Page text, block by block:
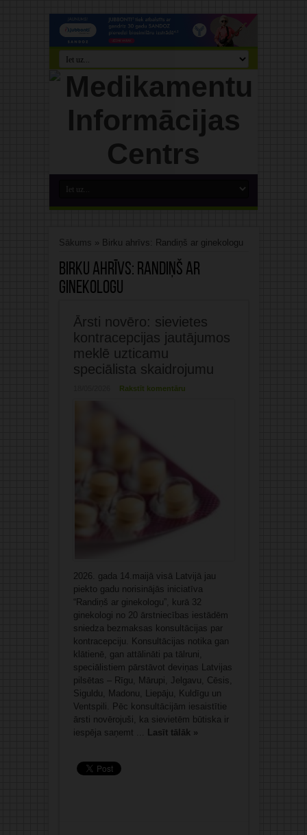
Sākums » Birku ahrīvs: Randiņš ar ginekologu
Birku ahrīvs: Randiņš ar
ginekologu
Ārsti novēro: sievietes
kontracepcijas jautājumos
meklē uzticamu
speciālista skaidrojumu
Rakstīt komentāru
2026. gada 14.maijā visā Latvijā jau
piekto gadu norisinājās iniciatīva
“Randiņš ar ginekologu”, kurā 32
ginekologi no 20 ārstniecības iestādēm
sniedza bezmaksas konsultācijas par
kontracepciju. Konsultācijas notika gan
klātienē, gan attālināti pa tālruni,
speciālistiem pārstāvot deviņas Latvijas
pilsētas – Rīgu, Mārupi, Jelgavu, Cēsis,
Siguldu, Madonu, Liepāju, Kuldīgu un
Ventspili. Pēc konsultācijām iesaistītie
ārsti novērojuši, ka sievietēm būtiska ir
iespēja saņemt ... Lasīt tālāk »